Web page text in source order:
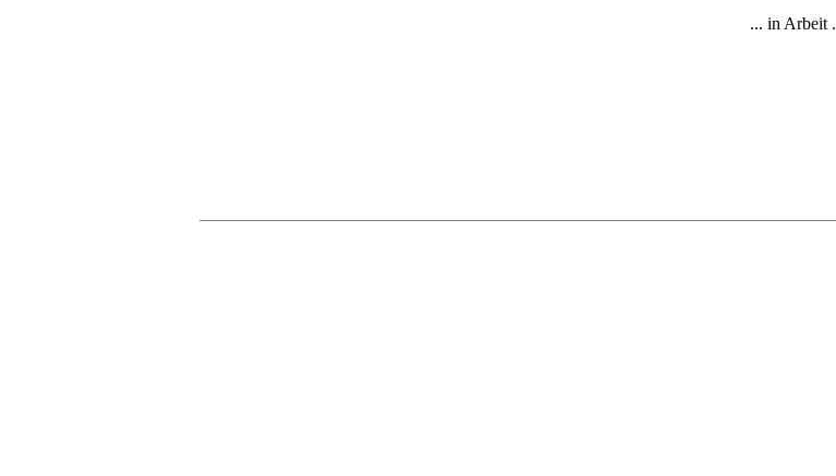
... in Arbeit